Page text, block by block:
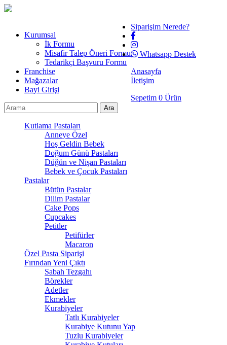
Kurumsal
İk Formu
Misafir Talep Öneri Formu
Tedarikçi Başvuru Formu
Franchise
Mağazalar
Bayi Girişi
Siparişim Nerede?
Whatsapp Destek
Anasayfa
İletişim
Sepetim 0 Ürün
Kutlama Pastaları
Anneye Özel
Hoş Geldin Bebek
Doğum Günü Pastaları
Düğün ve Nişan Pastaları
Bebek ve Çocuk Pastaları
Pastalar
Bütün Pastalar
Dilim Pastalar
Cake Pops
Cupcakes
Petitler
Petifürler
Macaron
Özel Pasta Siparişi
Fırından Yeni Çıktı
Sabah Tezgahı
Börekler
Adetler
Ekmekler
Kurabiyeler
Tatlı Kurabiyeler
Kurabiye Kutunu Yap
Tuzlu Kurabiyeler